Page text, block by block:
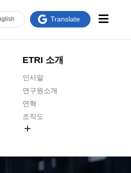
ETRI 소개
인사말
연구원소개
연혁
조직도
연구원 고객헌장
glish Translate